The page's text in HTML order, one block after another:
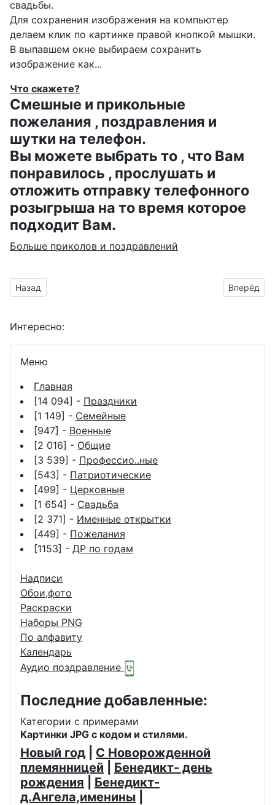
свадьбы.
Для сохранения изображения на компьютер
делаем клик по картинке правой кнопкой мышки.
В выпавшем окне выбираем сохранить
изображение как...
Что скажете?
Смешные и прикольные
пожелания , поздравления и
шутки на телефон.
Вы можете выбрать то , что Вам
понравилось , прослушать и
отложить отправку телефонного
розыгрыша на то время которое
подходит Вам.
Больше приколов и поздравлений
Предыдущий материал: красивая анимация на 2-ю
Назад Вперёд
Интересно:
Меню
Главная
[14 094] - Праздники
[1 149] - Семейные
[947] - Военные
[2 016] - Общие
[3 539] - Профессио..ные
[543] - Патриотические
[499] - Церковные
[1 654] - Свадьба
[2 371] - Именные открытки
[449] - Пожелания
[1153] - ДР по годам
Надписи
Обои,фото
Раскраски
Наборы PNG
По алфавиту
Календарь
Аудио поздравление
Последние добавленные:
Категории с примерами
Картинки JPG с кодом и стилями.
Новый год
С Новорожденной
племянницей
Бенедикт- день
рождения
Бенедикт-
д.Ангела,именины